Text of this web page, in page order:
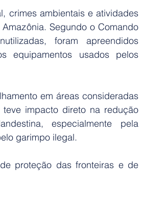
crimes ambientais e atividades
Segundo o Comando
foram apreendidos
equipamentos usados pelos
em áreas consideradas
impacto direto na redução
especialmente pela
garimpo ilegal.
proteção das fronteiras e de